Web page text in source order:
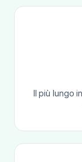
Il più lungo